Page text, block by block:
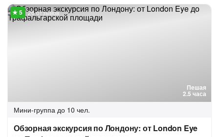
Пешая
2.5 часа
26 отзывов
Мини-группа до 10 чел.
Обзорная экскурсия по Лондону: от London Eye